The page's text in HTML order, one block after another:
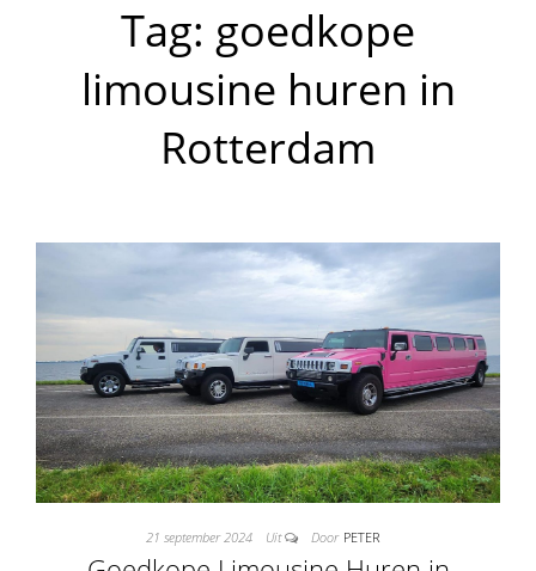
Tag: goedkope
limousine huren in
Rotterdam
21 september 2024 Uit Door PETER